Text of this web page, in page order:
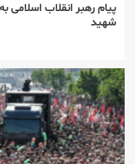
پیام رهبر انقلاب
شهید